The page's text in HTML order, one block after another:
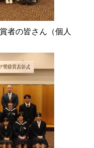
者の皆さん（個人